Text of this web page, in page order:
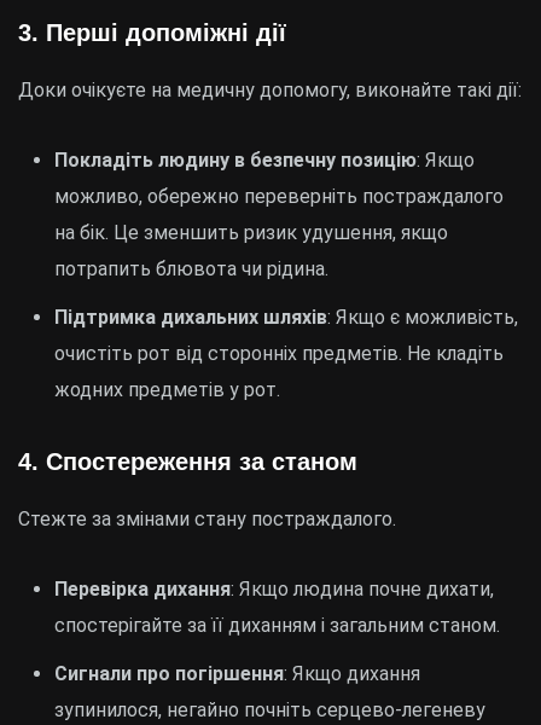
3. Перші допоміжні дії
Доки очікуєте на медичну допомогу, виконайте такі дії:
Покладіть людину в безпечну позицію: Якщо
можливо, обережно переверніть постраждалого
на бік. Це зменшить ризик удушення, якщо
потрапить блювота чи рідина.
Підтримка дихальних шляхів: Якщо є можливість,
очистіть рот від сторонніх предметів. Не кладіть
жодних предметів у рот.
4. Спостереження за станом
Стежте за змінами стану постраждалого.
Перевірка дихання: Якщо людина почне дихати,
спостерігайте за її диханням і загальним станом.
Сигнали про погіршення: Якщо дихання
зупинилося, негайно почніть серцево-легеневу